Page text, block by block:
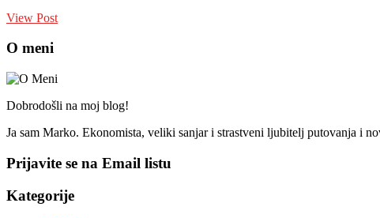
View Post
O meni
Dobrodošli na moj blog!
Ja sam Marko. Ekonomista, veliki sanjar i strastveni ljubitelj putovanja i
Prijavite se na Email listu
Kategorije